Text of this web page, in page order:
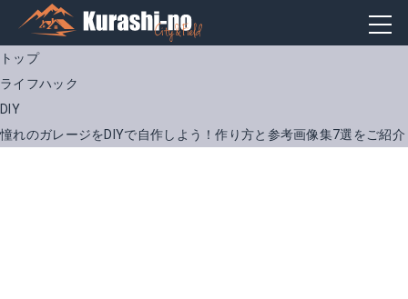
トップ
ライフハック
DIY
憧れのガレージをDIYで自作しよう！作り方と参考画像集7選をご紹介